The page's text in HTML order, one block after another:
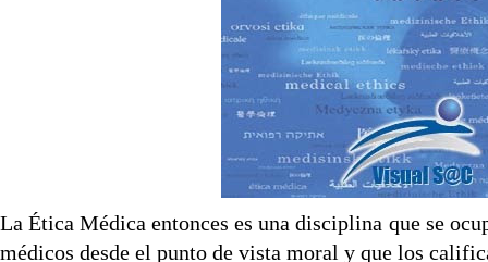
La Ética Médica entonces es una disciplina que se
médicos desde el punto de vista moral y que los